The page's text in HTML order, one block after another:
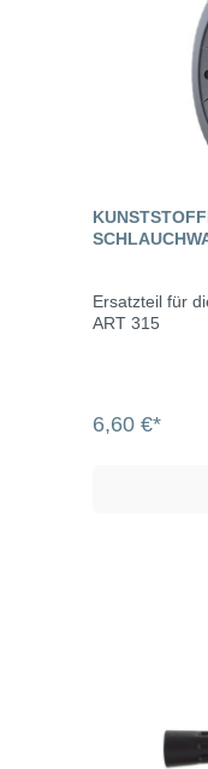
Ersatzteil für
ART 315
6,60 €*